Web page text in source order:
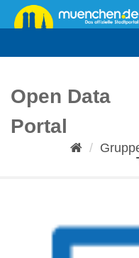
Überspringen
zum
Open Data
Portal